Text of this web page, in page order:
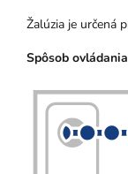
Žalúzia je určená
Spôsob